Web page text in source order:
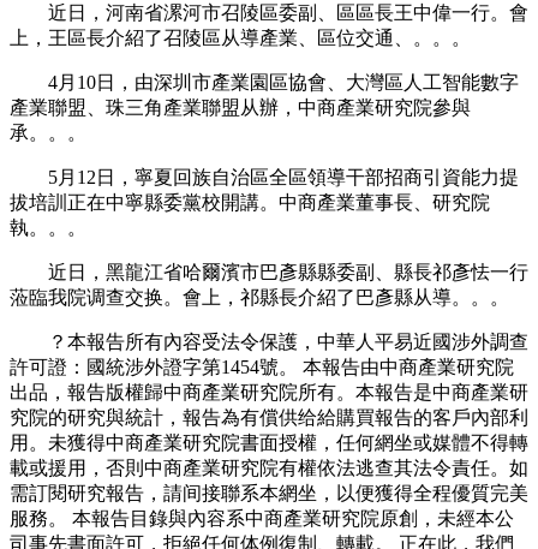
近日，河南省漯河市召陵區委副、區區長王中偉一行。會
上，王區長介紹了召陵區从導產業、區位交通、。。。
4月10日，由深圳市產業園區協會、大灣區人工智能數字
產業聯盟、珠三角產業聯盟从辦，中商產業研究院參與
承。。。
5月12日，寧夏回族自治區全區領導干部招商引資能力提
拔培訓正在中寧縣委黨校開講。中商產業董事長、研究院
執。。。
近日，黑龍江省哈爾濱市巴彥縣縣委副、縣長祁彥怯一行
蒞臨我院调查交换。會上，祁縣長介紹了巴彥縣从導。。。
？本報告所有內容受法令保護，中華人平易近國涉外調查
許可證：國統涉外證字第1454號。 本報告由中商產業研究院
出品，報告版權歸中商產業研究院所有。本報告是中商產業研
究院的研究與統計，報告為有償供给給購買報告的客戶內部利
用。未獲得中商產業研究院書面授權，任何網坐或媒體不得轉
載或援用，否則中商產業研究院有權依法逃查其法令責任。如
需訂閱研究報告，請间接聯系本網坐，以便獲得全程優質完美
服務。 本報告目錄與內容系中商產業研究院原創，未經本公
司事先書面許可，拒絕任何体例復制、轉載。 正在此，我們